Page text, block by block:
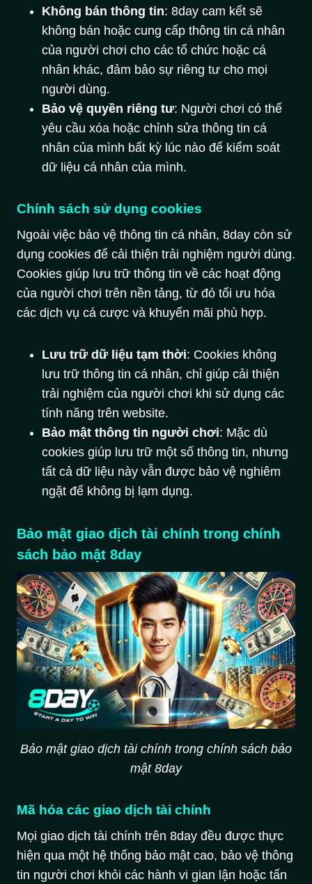
Không bán thông tin: 8day cam kết sẽ
không bán hoặc cung cấp thông tin cá nhân
của người chơi cho các tổ chức hoặc cá
nhân khác, đảm bảo sự riêng tư cho mọi
người dùng.
Bảo vệ quyền riêng tư: Người chơi có thể
yêu cầu xóa hoặc chỉnh sửa thông tin cá
nhân của mình bất kỳ lúc nào để kiểm soát
dữ liệu cá nhân của mình.
Chính sách sử dụng cookies
Ngoài việc bảo vệ thông tin cá nhân, 8day còn sử
dụng cookies để cải thiện trải nghiệm người dùng.
Cookies giúp lưu trữ thông tin về các hoạt động
của người chơi trên nền tảng, từ đó tối ưu hóa
các dịch vụ cá cược và khuyến mãi phù hợp.
Lưu trữ dữ liệu tạm thời: Cookies không
lưu trữ thông tin cá nhân, chỉ giúp cải thiện
trải nghiệm của người chơi khi sử dụng các
tính năng trên website.
Bảo mật thông tin người chơi: Mặc dù
cookies giúp lưu trữ một số thông tin, nhưng
tất cả dữ liệu này vẫn được bảo vệ nghiêm
ngặt để không bị lạm dụng.
Bảo mật giao dịch tài chính trong chính
sách bảo mật 8day
Bảo mật giao dịch tài chính trong chính sách bảo
mật 8day
Mã hóa các giao dịch tài chính
Mọi giao dịch tài chính trên 8day đều được thực
hiện qua một hệ thống bảo mật cao, bảo vệ thông
tin người chơi khỏi các hành vi gian lận hoặc tấn